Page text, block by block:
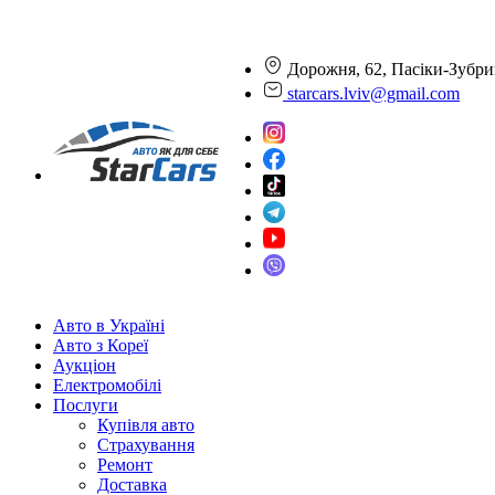
Дорожня, 62, Пасіки-
starcars.lviv@gmail.com
Авто в Україні
Авто з Кореї
Аукціон
Електромобілі
Послуги
Купівля авто
Страхування
Ремонт
Доставка